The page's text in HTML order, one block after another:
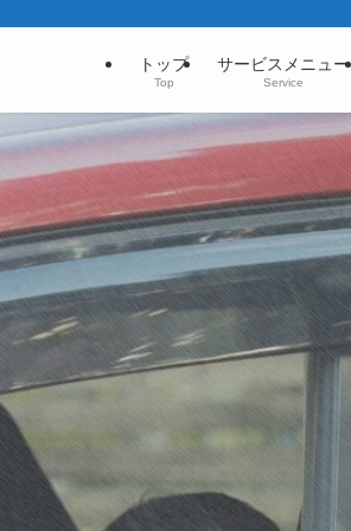
トップ
Top
サービスメニュー
Service